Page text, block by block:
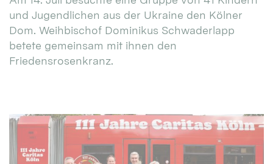
und Jugendlichen aus der Ukraine den Kölner
Dom. Weihbischof Dominikus Schwaderlapp
betete gemeinsam mit ihnen den
Friedensrosenkranz.